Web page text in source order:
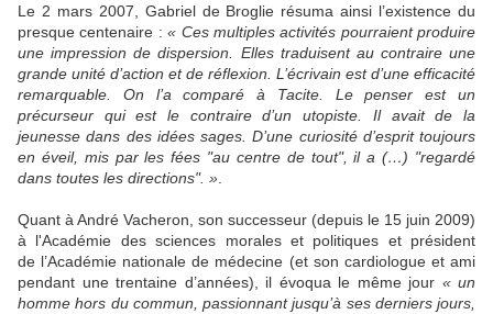
Le 2 mars 2007, Gabriel de Broglie résuma ainsi l’existence du
presque centenaire :« Ces multiples activités pourraient produire
une impression de dispersion. Elles traduisent au contraire une
grande unité d’action et de réflexion. L’écrivain est d’une efficacité
remarquable. On l’a comparé à Tacite. Le penser est un
précurseur qui est le contraire d’un utopiste. Il avait de la
jeunesse dans des idées sages. D’une curiosité d’esprit toujours
en éveil, mis par les fées "au centre de tout", il a (…) "regardé
dans toutes les directions". »
Quant à André Vacheron, son successeur (depuis le 15 juin 2009)
à l'Académie des sciences morales et politiques et président
de l’Académie nationale de médecine (et son cardiologue et ami
pendant une trentaine d’années), il évoqua le même jour « un
homme hors du commun, passionnant jusqu’à ses derniers jours,